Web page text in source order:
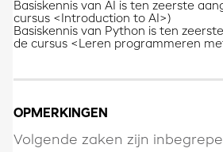
Basiskennis van AI is ten zeerste
cursus <Introduction to AI>)
Basiskennis van Python is ten
de cursus <Leren programmeren
OPMERKINGEN
Volgende zaken zijn